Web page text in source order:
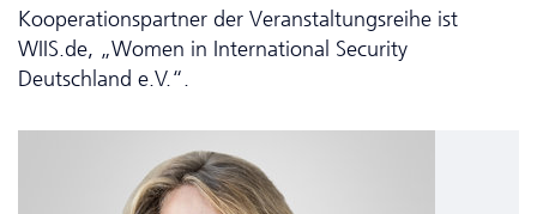
Kooperationspartner der Veranstaltungsreihe ist
WIIS.de, „Women in International Security
Deutschland e.V.“.